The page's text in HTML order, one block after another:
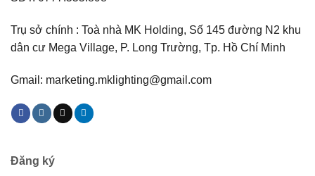
Trụ sở chính : Toà nhà MK Holding, Số 145 đường N2 khu
dân cư Mega Village, P. Long Trường, Tp. Hồ Chí Minh
Gmail: marketing.mklighting@gmail.com
Đăng ký